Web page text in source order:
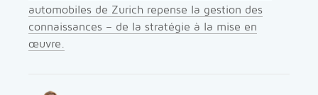
automobiles de Zurich repense la gestion des
connaissances – de la stratégie à la mise en
œuvre.